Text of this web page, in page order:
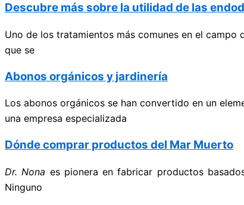
Descubre más sobre la utilidad de las
Uno de los tratamientos más comunes en el
que se
Abonos orgánicos y jardinería
Los abonos orgánicos se han convertido en un
una empresa especializada
Dónde comprar productos del Mar Muerto
Dr. Nona es pionera en fabricar productos
Ninguno